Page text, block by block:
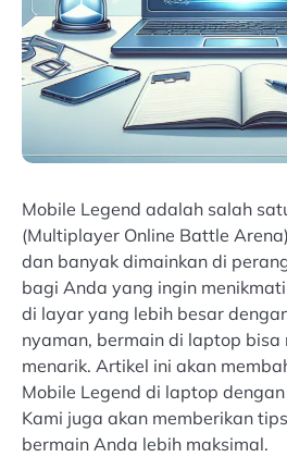
Mobile Legend adalah salah
(Multiplayer Online Battle
dan banyak dimainkan di
bagi Anda yang ingin
di layar yang lebih besar
nyaman, bermain di laptop
menarik. Artikel ini akan
Mobile Legend di laptop
Kami juga akan memberikan
bermain Anda lebih maksimal.